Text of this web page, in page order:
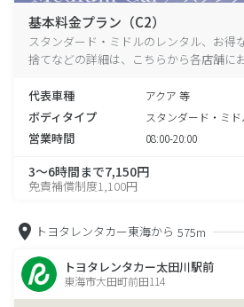
基本料金プラン（C2）
スタンダード・ミドルのレンタル、お得
捨てなどの詳細は、こちらから各店舗に
代表車種 アクア 等
ボディタイプ スタンダード・ミド
営業時間 08:00-20:00
3～6時間まで7,150円
免責補償制度1,100円
トヨタレンタカー東海から 575m
トヨタレンタカー太田川駅前
東海市大田町前田114